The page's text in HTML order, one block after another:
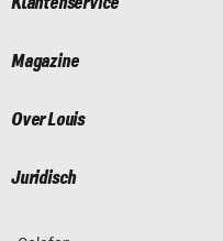
Magazine
Over Louis
Juridisch